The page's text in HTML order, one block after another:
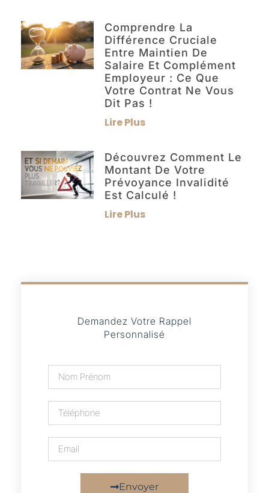
Comprendre La
Différence Cruciale
Entre Maintien De
Salaire Et Complément
Employeur : Ce Que
Votre Contrat Ne Vous
Dit Pas !
Lire Plus
Découvrez Comment Le
Montant De Votre
Prévoyance Invalidité
Est Calculé !
Lire Plus
Demandez Votre Rappel
Personnalisé
Envoyer